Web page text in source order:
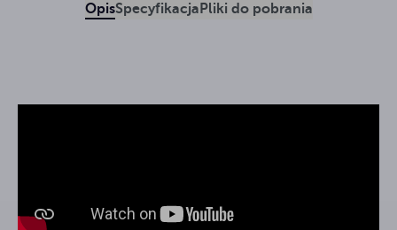
OpisSpecyfikacja Pliki do pobrania